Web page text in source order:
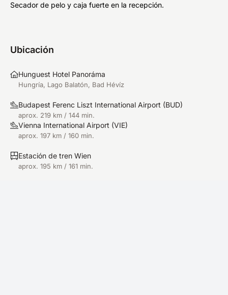
Secador de pelo y caja fuerte en la recepción.
Ubicación
Hunguest Hotel Panoráma
Hungría, Lago Balatón, Bad Hévíz
Budapest Ferenc Liszt International Airport (BUD)
aprox. 219 km / 144 min.
Vienna International Airport (VIE)
aprox. 197 km / 160 min.
Estación de tren Wien
aprox. 195 km / 161 min.